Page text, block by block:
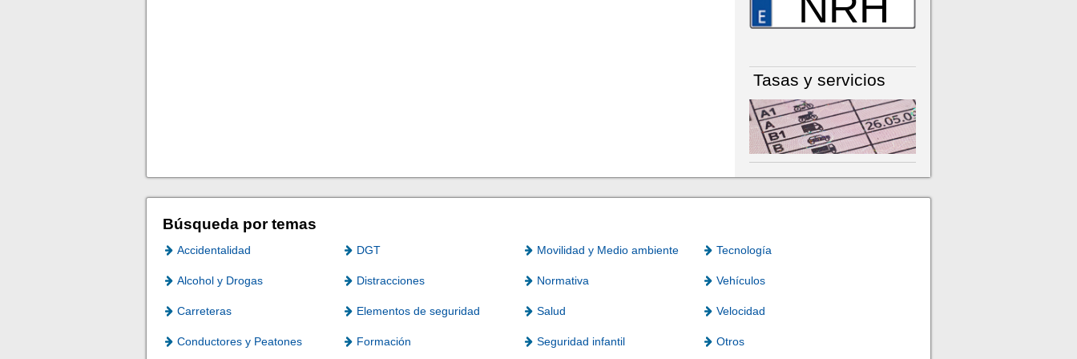
Tasas y servicios
Búsqueda por temas
Accidentalidad DGT Movilidad y Medio ambiente Tecnología
Alcohol y Drogas Distracciones Normativa Vehículos
Carreteras Elementos de seguridad Salud Velocidad
Conductores y Peatones Formación Seguridad infantil Otros